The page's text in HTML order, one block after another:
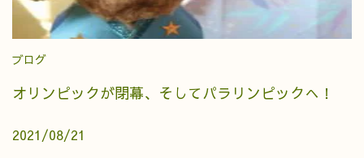
ブログ
オリンピックが閉幕、そしてパラリンピックへ！
2021/08/21